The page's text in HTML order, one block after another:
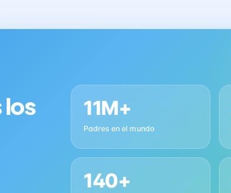
los
11M+
Padres en el mundo
140+